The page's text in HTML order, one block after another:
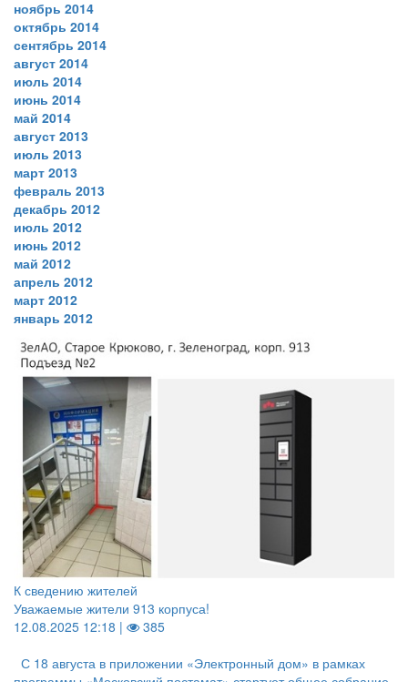
ноябрь 2014
октябрь 2014
сентябрь 2014
август 2014
июль 2014
июнь 2014
май 2014
август 2013
июль 2013
март 2013
февраль 2013
декабрь 2012
июль 2012
июнь 2012
май 2012
апрель 2012
март 2012
январь 2012
К сведению жителей
Уважаемые жители 913 корпуса!
12.08.2025 12:18 |
385
С 18 августа в приложении «Электронный дом» в рамках